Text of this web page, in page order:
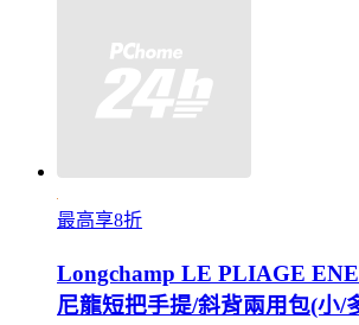
最高享8折
Longchamp LE PLIAGE
尼龍短把手提/斜背兩用包(小/